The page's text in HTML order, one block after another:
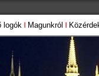
logók Magunkról